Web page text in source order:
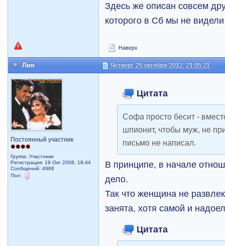
Здесь же описан совсем
которого в Сб мы не
Наверх
Лия Четверг, 25 октября 2012, 21:05:21
Постоянный участник
Группа: Участники
Регистрация: 19 Окт 2008, 18:44
Сообщений: 4988
Пол:
Цитата
Софа просто бесит -
шпионит, чтобы муж, не
письмо не написал.
В принципе, в начале
дело.
Так что женщина не
занята, хотя самой и
Цитата